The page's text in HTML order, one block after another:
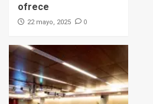
ofrece
22 mayo, 2025 0